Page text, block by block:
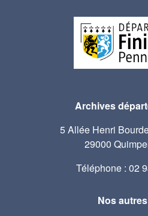
Archives
5 Allée Henri
29000
Téléphone : 02
Nos